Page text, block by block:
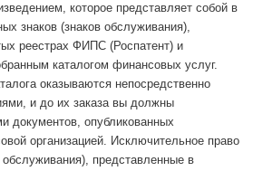
которое представляет собой в
знаков (знаков обслуживания),
реестрах ФИПС (Роспатент) и
каталогом финансовых услуг.
оказываются непосредственно
и до их заказа вы должны
документов, опубликованных
организацией. Исключительное право
обслуживания), представленные в